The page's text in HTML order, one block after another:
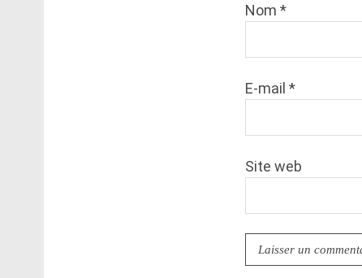
Nom *
E-mail *
Site web